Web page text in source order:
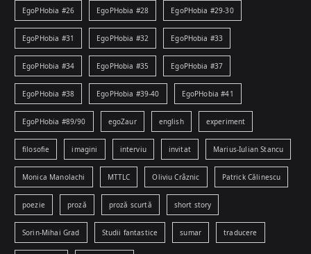
EgoPHobia #26 EgoPHobia #28 EgoPHobia #29-30
EgoPHobia #31 EgoPHobia #32 EgoPHobia #33
EgoPHobia #34 EgoPHobia #35 EgoPHobia #37
EgoPHobia #38 EgoPHobia #39-40 EgoPHobia #41
EgoPHobia #89/90 egoZaur english experiment
filosofie imagini interviu invitat Marius-Iulian Stancu
Monica Manolachi MTTLC Oliviu Crâznic Patrick Călinescu
poezie proză proză scurtă short story
Sorin-Mihai Grad Studii fantastice sumar traducere